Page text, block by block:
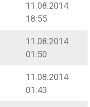
11.08.2014
18:55
11.08.2014
01:50
11.08.2014
01:43